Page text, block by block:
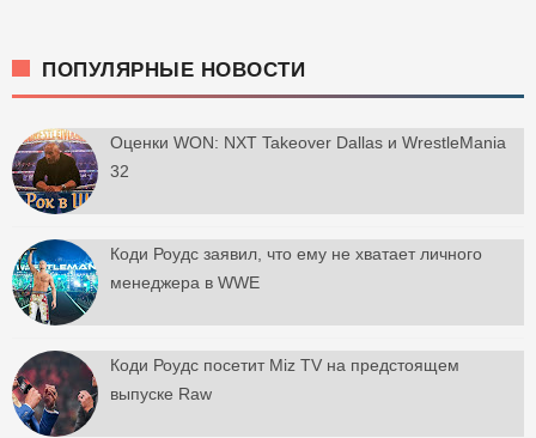
ПОПУЛЯРНЫЕ НОВОСТИ
Оценки WON: NXT Takeover Dallas и WrestleMania
32
Коди Роудс заявил, что ему не хватает личного
менеджера в WWE
Коди Роудс посетит Miz TV на предстоящем
выпуске Raw